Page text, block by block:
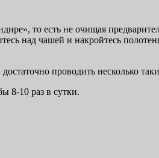
то есть не очищая
над чашей и накройтесь
проводить несколько
8-10 раз в сутки.